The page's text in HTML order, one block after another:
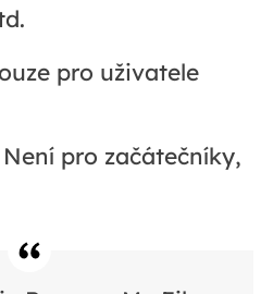
pro uživatele
pro začátečníky,